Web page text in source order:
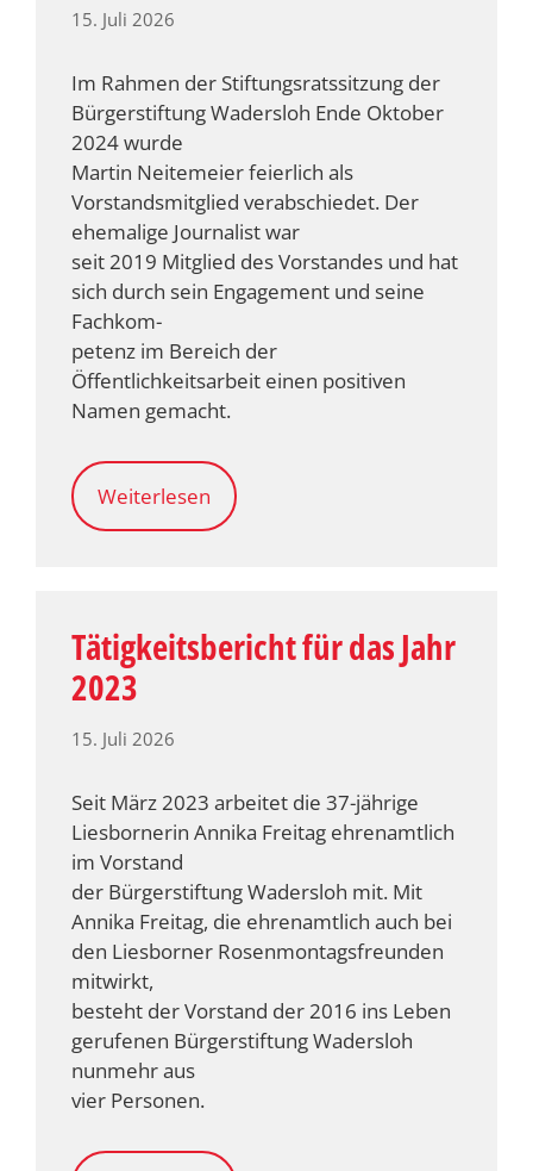
15. Juli 2026
Im Rahmen der Stiftungsratssitzung der
Bürgerstiftung Wadersloh Ende Oktober
2024 wurde
Martin Neitemeier feierlich als
Vorstandsmitglied verabschiedet. Der
ehemalige Journalist war
seit 2019 Mitglied des Vorstandes und hat
sich durch sein Engagement und seine
Fachkom-
petenz im Bereich der
Öffentlichkeitsarbeit einen positiven
Namen gemacht.
Weiterlesen
Tätigkeitsbericht für das Jahr
2023
15. Juli 2026
Seit März 2023 arbeitet die 37-jährige
Liesbornerin Annika Freitag ehrenamtlich
im Vorstand
der Bürgerstiftung Wadersloh mit. Mit
Annika Freitag, die ehrenamtlich auch bei
den Liesborner Rosenmontagsfreunden
mitwirkt,
besteht der Vorstand der 2016 ins Leben
gerufenen Bürgerstiftung Wadersloh
nunmehr aus
vier Personen.